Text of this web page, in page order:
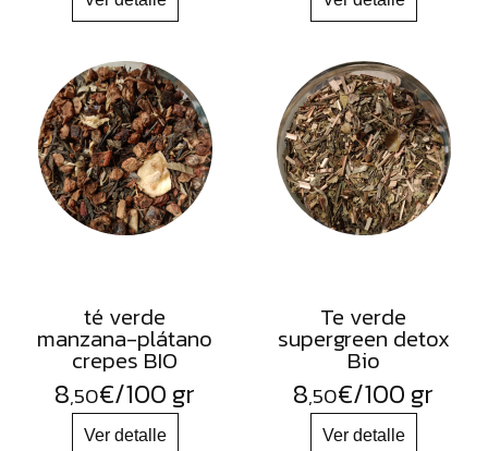
ALIMENTOS
DESHIDRATADOS
té verde
manzana-plátano
crepes BIO
8,50€/100 gr
Te verde
supergreen detox
Bio
8,50€/100 gr